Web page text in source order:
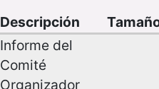
Descripción
Informe del
Comité
Organizador